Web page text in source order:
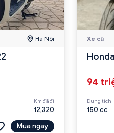
Hà Nội
Km đã đi
12,320
Mua ngay
Xe cũ
94
Dung tích
150 cc